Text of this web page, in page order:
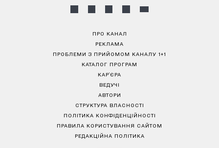
ПРО КАНАЛ
РЕКЛАМА
ПРОБЛЕМИ З ПРИЙОМОМ КАНАЛУ 1+1
КАТАЛОГ ПРОГРАМ
КАР’ЄРА
ВЕДУЧІ
АВТОРИ
СТРУКТУРА ВЛАСНОСТІ
ПОЛІТИКА КОНФІДЕНЦІЙНОСТІ
ПРАВИЛА КОРИСТУВАННЯ САЙТОМ
РЕДАКЦІЙНА ПОЛІТИКА